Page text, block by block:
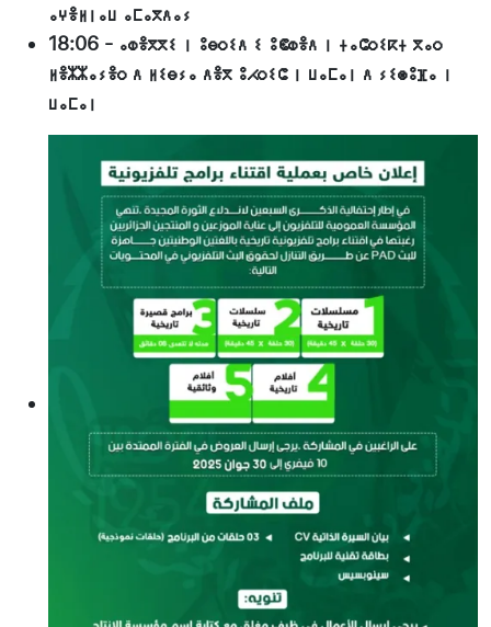
ⴰⵖⴻⵍⵏⴰⵡ ⴰⵎⴰⴳⴷⴰⵢ
18:06 - ⴰⵀⴻⴳⴳⵉ ⵏ ⵓⴱⵔⵉⴷ ⵉ ⵓⵞⵀⴻⴷ ⵏ ⵜⴰⵛⵔⵉⴽⵜ ⴳⴰⵔ
ⵍⴻⵣⵣⴰⵢⴻⵔ ⴷ ⵍⵉⴱⵢⴰ ⴷⴻⴳ ⵓⵃⵔⵉⵛ ⵏ ⵡⴰⵎⴰⵏ ⴷ ⵢⵉⵙⵓⴼⴰ ⵏ
ⵡⴰⵎⴰⵏ